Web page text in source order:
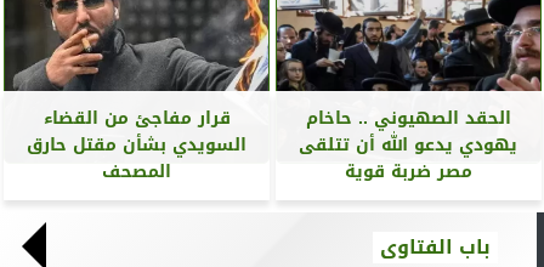
الحقد الصهيوني .. حاخام
يهودي يدعو الله أن تتلقى
مصر ضربة قوية
قرار مفاجئ من القضاء
السويدي بشأن مقتل حارق
المصحف
باب الفتاوى